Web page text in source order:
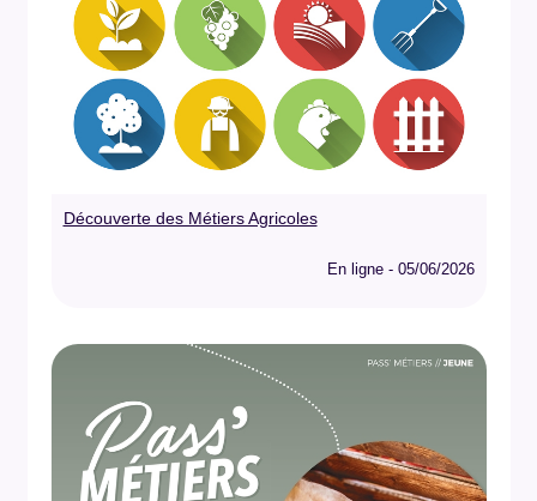
Découverte des Métiers Agricoles
En ligne - 05/06/2026